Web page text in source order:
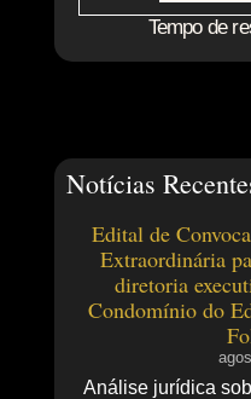
Tempo de
Notícias
Edital de
Extraordinária
diretoria
Condomínio do
Análise jurídica